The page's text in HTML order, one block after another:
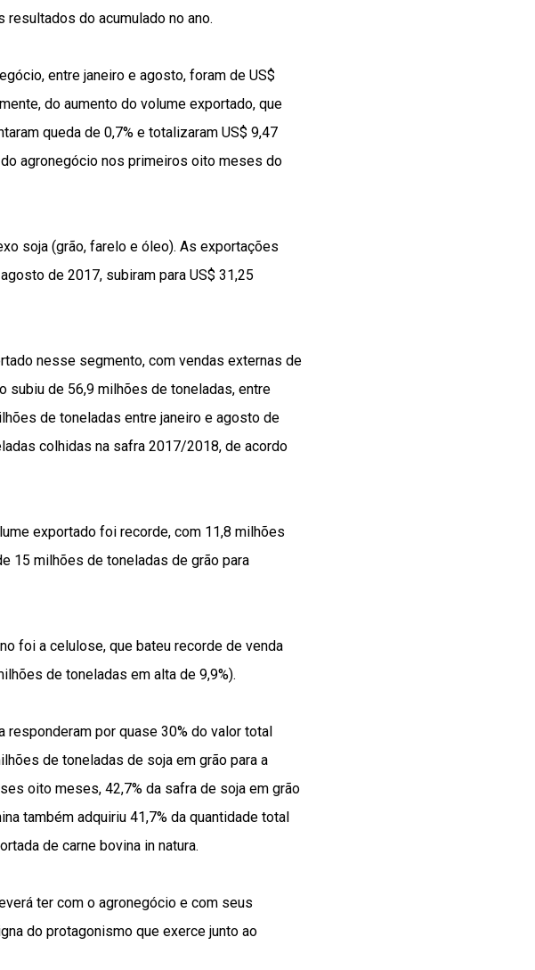
do acumulado no ano.
entre janeiro e agosto, foram de US$
do aumento do volume exportado, que
queda de 0,7% e totalizaram US$ 9,47
agronegócio nos primeiros oito meses do
soja (grão, farelo e óleo). As exportações
de 2017, subiram para US$ 31,25
nesse segmento, com vendas externas de
subiu de 56,9 milhões de toneladas, entre
de toneladas entre janeiro e agosto de
colhidas na safra 2017/2018, de acordo
exportado foi recorde, com 11,8 milhões
15 milhões de toneladas de grão para
foi a celulose, que bateu recorde de venda
de toneladas em alta de 9,9%).
responderam por quase 30% do valor total
de toneladas de soja em grão para a
oito meses, 42,7% da safra de soja em grão
também adquiriu 41,7% da quantidade total
de carne bovina in natura.
ter com o agronegócio e com seus
do protagonismo que exerce junto ao